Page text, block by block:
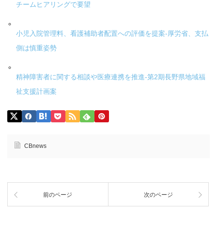
チームヒアリングで要望
小児入院管理料、看護補助者配置への評価を提案-厚労省、支払
側は慎重姿勢
精神障害者に関する相談や医療連携を推進-第2期長野県地域福
祉支援計画案
CBnews
前のページ 次のページ